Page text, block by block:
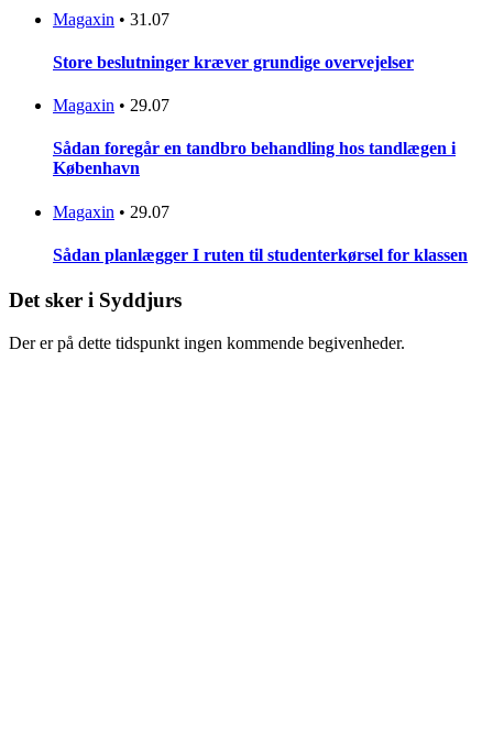
Magaxin • 31.07
Store beslutninger kræver grundige overvejelser
Magaxin • 29.07
Sådan foregår en tandbro behandling hos tandlægen i
København
Magaxin • 29.07
Sådan planlægger I ruten til studenterkørsel for klassen
Det sker i Syddjurs
Der er på dette tidspunkt ingen kommende begivenheder.